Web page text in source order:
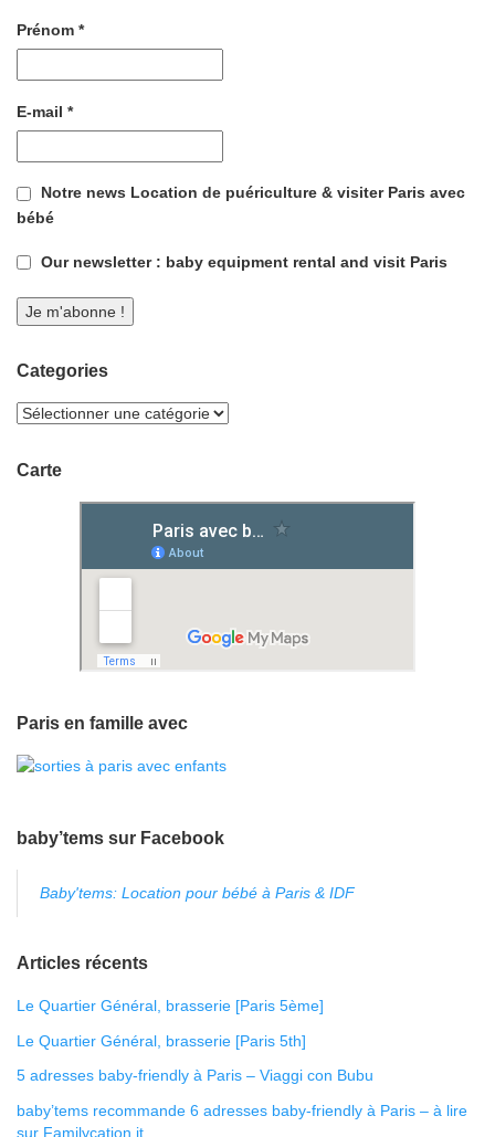
Prénom *
E-mail *
Notre news Location de puériculture & visiter Paris avec
bébé
Our newsletter : baby equipment rental and visit Paris
Categories
Carte
Paris en famille avec
baby’tems sur Facebook
Baby'tems: Location pour bébé à Paris & IDF
Articles récents
Le Quartier Général, brasserie [Paris 5ème]
Le Quartier Général, brasserie [Paris 5th]
5 adresses baby-friendly à Paris – Viaggi con Bubu
baby’tems recommande 6 adresses baby-friendly à Paris – à lire
sur Familycation.it